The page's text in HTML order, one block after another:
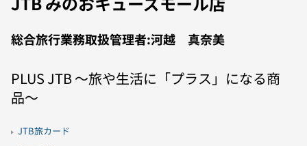
総合旅行業務取扱管理者:河越 真奈美
PLUS JTB 〜旅や生活に「プラス」になる商
品〜
JTB旅カード